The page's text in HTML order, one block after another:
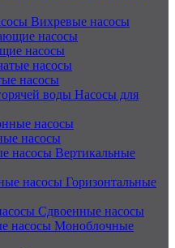
Вихревые насосы
насосы
насосы
Насосы для
насосы
Вертикальные
Горизонтальные
Сдвоенные насосы
Моноблочные